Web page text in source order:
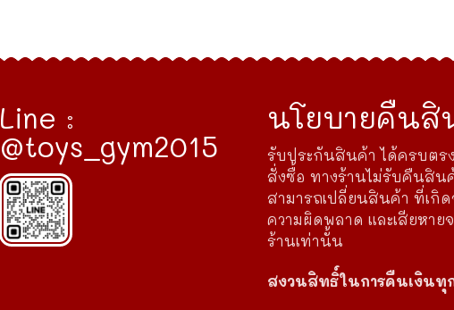
Line :
@toys_gym2015
นโยบายคืนสิ
รับประกันสินค้า ได้ครบตร
สั่งซื้อ ทางร้านไม่รับคืนสิน
สามารถเปลี่ยนสินค้า ที่เกิ
ความผิดพลาด และเสียหาย
ร้านเท่านั้น
สงวนสิทธิ์ในการคืนเงินทุ